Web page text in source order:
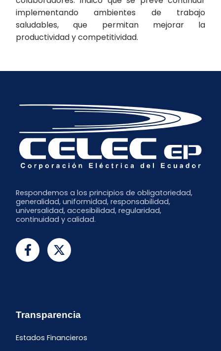
implementando ambientes de trabajo
saludables, que permitan mejorar la
productividad y competitividad.
Respondemos a los principios de obligatoriedad,
generalidad, uniformidad, responsabilidad,
universalidad, accesibilidad, regularidad,
continuidad y calidad.
Transparencia
Estados Financieros